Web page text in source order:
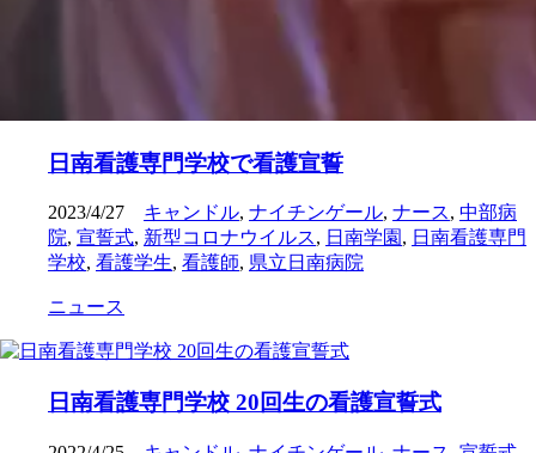
日南看護専門学校で看護宣誓
2023/4/27 キャンドル, ナイチンゲール, ナース, 中部病
院, 宣誓式, 新型コロナウイルス, 日南学園 , 日南看護専門
学校, 看護学生, 看護師, 県立日南病院
ニュース
日南看護専門学校 20回生の看護宣誓式